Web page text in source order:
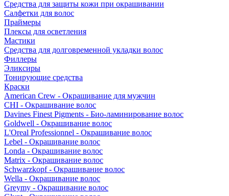
Средства для защиты кожи при окрашивании
Салфетки для волос
Праймеры
Плексы для осветления
Мастики
Средства для долговременной укладки волос
Филлеры
Эликсиры
Тонирующие средства
Краски
American Crew - Окрашивание для мужчин
CHI - Окрашивание волос
Davines Finest Pigments - Био-ламинирование волос
Goldwell - Окрашивание волос
L'Oreal Professionnel - Окрашивание волос
Lebel - Окрашивание волос
Londa - Окрашивание волос
Matrix - Окрашивание волос
Schwarzkopf - Окрашивание волос
Wella - Окрашивание волос
Greymy - Окрашивание волос